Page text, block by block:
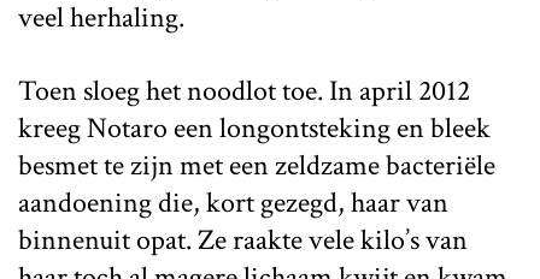
veel herhaling.
Toen sloeg het noodlot toe. In april 2012
kreeg Notaro een longontsteking en bleek
besmet te zijn met een zeldzame bacteriële
aandoening die, kort gezegd, haar van
binnenuit opat. Ze raakte vele kilo’s van